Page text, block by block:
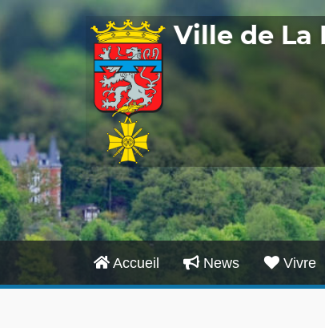
Ville de La
Accueil News Vivre